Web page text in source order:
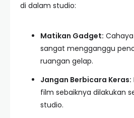
di dalam studio:
Matikan Gadget:
sangat mengganggu
ruangan gelap.
Jangan Berbicara Keras:
film sebaiknya dilakukan
studio.